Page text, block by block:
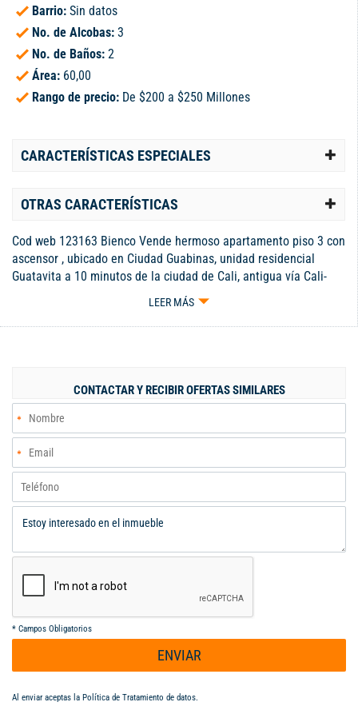
Barrio: Sin datos
No. de Alcobas: 3
No. de Baños: 2
Área: 60,00
Rango de precio: De $200 a $250 Millones
CARACTERÍSTICAS ESPECIALES
OTRAS CARACTERÍSTICAS
Cod web 123163 Bienco Vende hermoso apartamento piso 3 con
ascensor , ubicado en Ciudad Guabinas, unidad residencial
Guatavita a 10 minutos de la ciudad de Cali, antigua vía Cali-
Yumbo . Consta de 3 habitaciones 2 con closet principal con
baño privado, sala comedor con balcon que brinda iluminacion y
ventilacion natural , baño social completo, cocineta, zona de
dos salones . Cerca al aeropuerto, zona comercial, restaurantes,
colegios, centro comercial Chipichape y zona industrial, con
amplias y comodas vias de acceso, facil acceso a transporte
publico local e intermunicipal. Conoce tu nuevo hogar. Cod
123163 Código interno: V123163
LEER MÁS
CONTACTAR Y RECIBIR OFERTAS SIMILARES
* Campos Obligatorios
ENVIAR
Al enviar aceptas la Política de Tratamiento de datos.